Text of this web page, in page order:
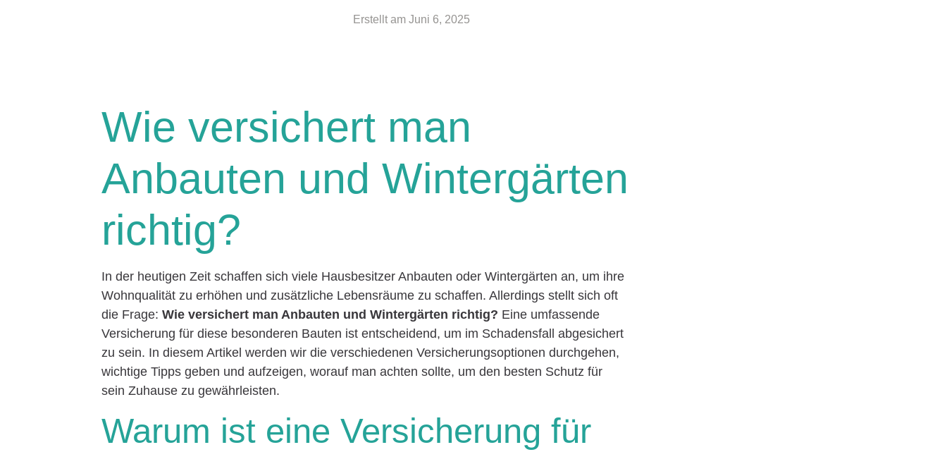
Erstellt am Juni 6, 2025
Wie versichert man
Anbauten und Wintergärten
richtig?
In der heutigen Zeit schaffen sich viele Hausbesitzer Anbauten oder Wintergärten an, um ihre
Wohnqualität zu erhöhen und zusätzliche Lebensräume zu schaffen. Allerdings stellt sich oft
die Frage:Wie versichert man Anbauten und Wintergärten richtig? Eine umfassende
Versicherung für diese besonderen Bauten ist entscheidend, um im Schadensfall abgesichert
zu sein. In diesem Artikel werden wir die verschiedenen Versicherungsoptionen durchgehen,
wichtige Tipps geben und aufzeigen, worauf man achten sollte, um den besten Schutz für
sein Zuhause zu gewährleisten.
Warum ist eine Versicherung für